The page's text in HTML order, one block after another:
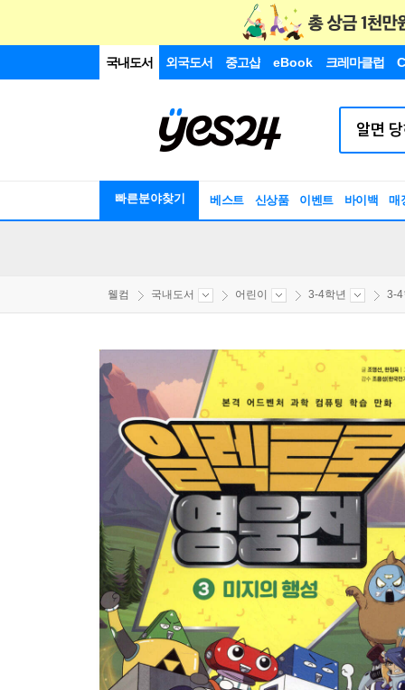
국내도서 외국도서 중고샵 eBook 크레마클럽
빠른분야찾기 베스트 신상품 이벤트 바이백 매
웰컴 국내도서 어린이 3-4학년 3-4